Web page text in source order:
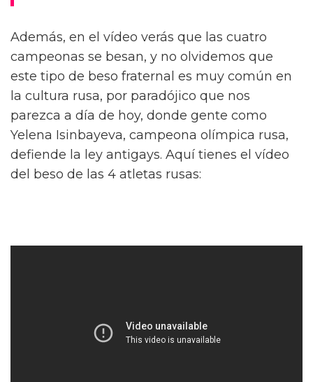
Además, en el vídeo verás que las cuatro
campeonas se besan, y no olvidemos que
este tipo de beso fraternal es muy común en
la cultura rusa, por paradójico que nos
parezca a día de hoy, donde gente como
Yelena Isinbayeva, campeona olímpica rusa,
defiende la ley antigays. Aquí tienes el vídeo
del beso de las 4 atletas rusas: